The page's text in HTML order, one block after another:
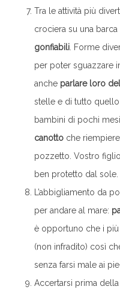
Tra le attività più
crociera su una
gonfiabili . Forme
per poter sguazzare
anche parlare loro
stelle e di tutto
bambini di pochi
canotto che
pozzetto. Vostro
ben protetto dal sole.
L’abbigliamento da
per andare al mare:
è opportuno che i
(non infradito) così
senza farsi male ai
Accertarsi prima